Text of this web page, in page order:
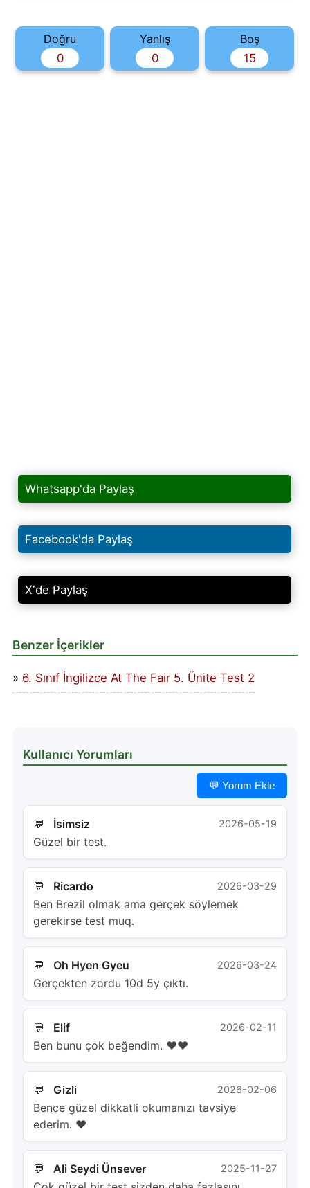
Doğru
0
Yanlış
0
Boş
15
Whatsapp'da Paylaş
Facebook'da Paylaş
X'de Paylaş
Benzer İçerikler
6. Sınıf İngilizce At The Fair 5. Ünite Test 2
Kullanıcı Yorumları
💬 Yorum Ekle
İsimsiz 2026-05-19
Güzel bir test.
Ricardo 2026-03-29
Ben Brezil olmak ama gerçek söylemek
gerekirse test muq.
Oh Hyen Gyeu 2026-03-24
Gerçekten zordu 10d 5y çıktı.
Elif 2026-02-11
Ben bunu çok beğendim. ❤️‍❤️
Gizli 2026-02-06
Bence güzel dikkatli okumanızı tavsiye
ederim. ❤
Ali Seydi Ünsever 2025-11-27